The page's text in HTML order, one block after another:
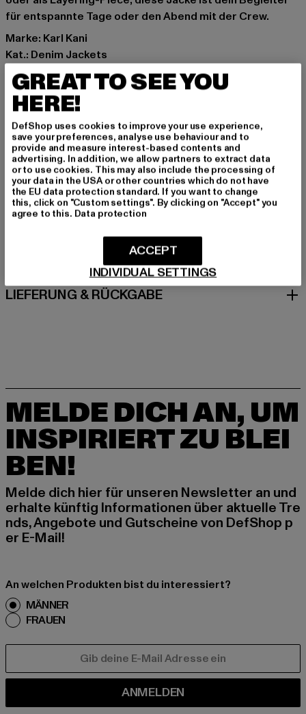
für entspannte Tage oder den Abend mit der Crew.
Marke: Karl Kani
Kat.: Denim Jackets
Farbe: silberfarben
Hersteller Farbe: silver
Materialzusammensetzung: 100% Baumwolle
Art.Nr: PD00010806-00473
Hersteller: Urban Styles Agency GmbH & Co. KG |
agentur@urbanstylesagency.com
Schanzenstraße 41 | 51063 Köln | DE
GRÖSSE & PASSFORM
PFLEGEHINWEISE
LIEFERUNG & RÜCKGABE
MELDE DICH AN, UM
INSPIRIERT ZU BLEI
BEN!
Melde dich hier für unseren Newsletter an und
erhalte künftig Informationen über aktuelle Tre
nds, Angebote und Gutscheine von DefShop p
er E-Mail!
An welchen Produkten bist du interessiert?
MÄNNER
FRAUEN
ANMELDEN
GREAT TO SEE YOU
HERE!
DefShop uses cookies to improve your use experience,
save your preferences, analyse use behaviour and to
provide and measure interest-based contents and
advertising. In addition, we allow partners to extract data
or to use cookies. This may also include the processing of
your data in the USA or other countries which do not have
the EU data protection standard. If you want to change
this, click on "Custom settings". By clicking on "Accept" you
agree to this. Data protection
INDIVIDUAL SETTINGS
ACCEPT